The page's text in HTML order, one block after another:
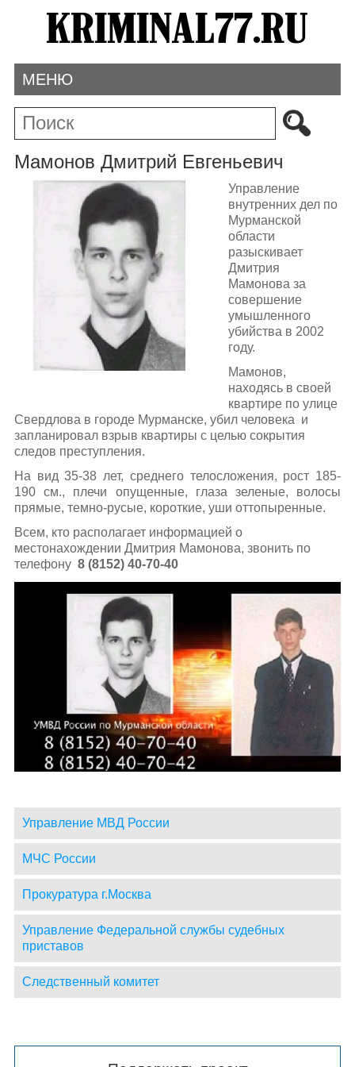
МЕНЮ
Мамонов Дмитрий Евгеньевич
Управление
внутренних дел по
Мурманской
области
разыскивает
Дмитрия
Мамонова за
совершение
умышленного
убийства в 2002
году.
Мамонов,
находясь в своей
квартире по улице
Свердлова в городе Мурманске, убил человека и
запланировал взрыв квартиры с целью сокрытия
следов преступления.
На вид 35-38 лет, среднего телосложения, рост 185-
190 см., плечи опущенные, глаза зеленые, волосы
прямые, темно-русые, короткие, уши оттопыренные.
Всем, кто располагает информацией о
местонахождении Дмитрия Мамонова, звонить по
телефону 8 (8152) 40-70-40
Управление МВД России
МЧС России
Прокуратура г.Москва
Управление Федеральной службы судебных
приставов
Следственный комитет